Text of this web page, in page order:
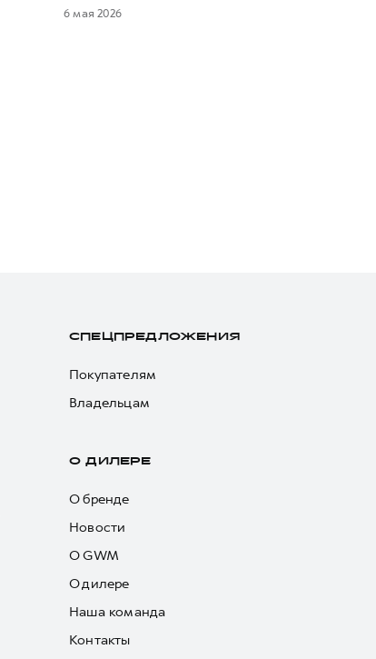
6 мая 2026
СПЕЦПРЕДЛОЖЕНИЯ
Покупателям
Владельцам
О ДИЛЕРЕ
О бренде
Новости
О GWM
О дилере
Наша команда
Контакты